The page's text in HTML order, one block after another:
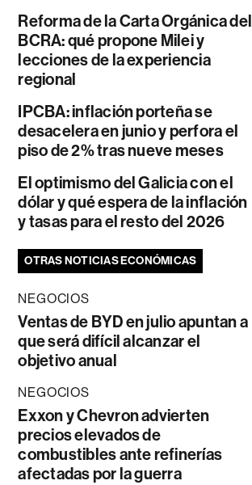
Reforma de la Carta Orgánica del
BCRA: qué propone Milei y
lecciones de la experiencia
regional
IPCBA: inflación porteña se
desacelera en junio y perfora el
piso de 2% tras nueve meses
El optimismo del Galicia con el
dólar y qué espera de la inflación
y tasas para el resto del 2026
OTRAS NOTICIAS ECONÓMICAS
NEGOCIOS
Ventas de BYD en julio apuntan a
que será difícil alcanzar el
objetivo anual
NEGOCIOS
Exxon y Chevron advierten
precios elevados de
combustibles ante refinerías
afectadas por la guerra